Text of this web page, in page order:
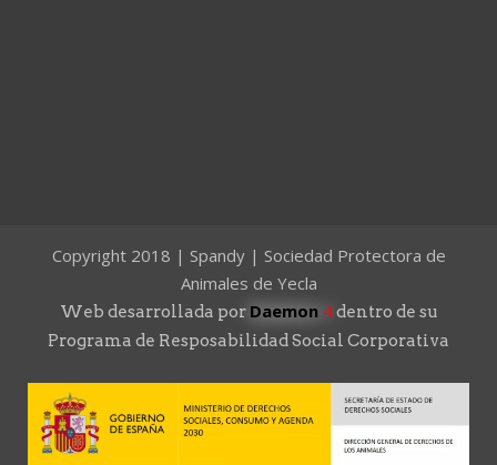
Copyright 2018 | Spandy | Sociedad Protectora de
Animales de Yecla
Web desarrollada por Daemon 4dentro de su
Programa de Resposabilidad Social Corporativa